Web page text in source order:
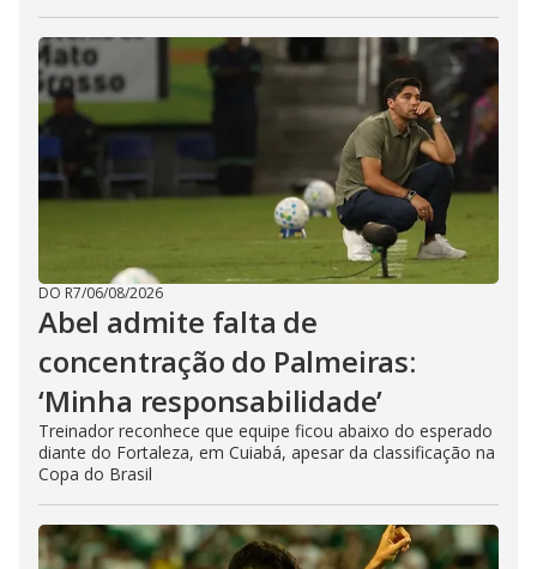
DO R7/06/08/2026
Abel admite falta de
concentração do Palmeiras:
‘Minha responsabilidade’
Treinador reconhece que equipe ficou abaixo do esperado
diante do Fortaleza, em Cuiabá, apesar da classificação na
Copa do Brasil